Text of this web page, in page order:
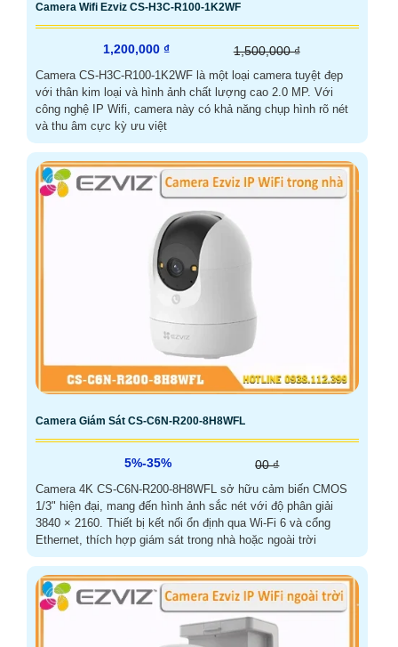
Camera Wifi Ezviz CS-H3C-R100-1K2WF
1,200,000 ₫ 1,500,000 ₫
Camera CS-H3C-R100-1K2WF là một loại camera tuyệt đẹp
với thân kim loại và hình ảnh chất lượng cao 2.0 MP. Với
công nghệ IP Wifi, camera này có khả năng chụp hình rõ nét
và thu âm cực kỳ ưu việt
Camera Giám Sát CS-C6N-R200-8H8WFL
5%-35% 00 ₫
Camera 4K CS-C6N-R200-8H8WFL sở hữu cảm biến CMOS
1/3" hiện đại, mang đến hình ảnh sắc nét với độ phân giải
3840 × 2160. Thiết bị kết nối ổn định qua Wi-Fi 6 và cổng
Ethernet, thích hợp giám sát trong nhà hoặc ngoài trời